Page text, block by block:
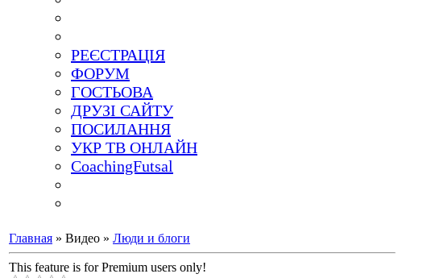
РЕЄСТРАЦІЯ
ФОРУМ
ГОСТЬОВА
ДРУЗІ САЙТУ
ПОСИЛАННЯ
УКР ТВ ОНЛАЙН
CoachingFutsal
Главная » Видео » Люди и блоги
This feature is for Premium users only!